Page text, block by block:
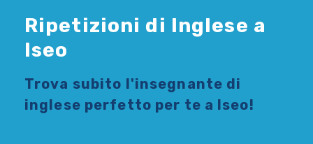
Ripetizioni di Inglese a
Iseo
Trova subito l'insegnante di
inglese perfetto per te a Iseo!